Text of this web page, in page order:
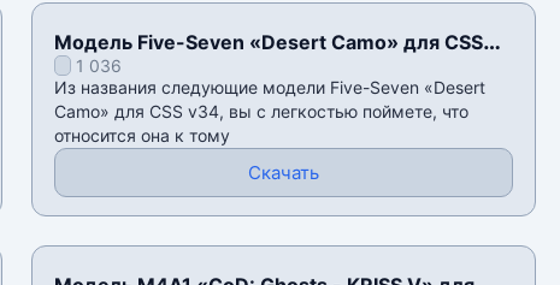
Модель Five-Seven «Desert Camo» для CSS
v341 036
Из названия следующие модели Five-Seven «Desert
Camo» для CSS v34, вы с легкостью поймете, что
относится она к тому
Скачать